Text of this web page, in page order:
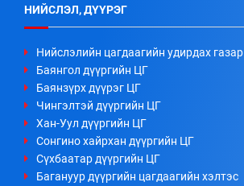
НИЙСЛЭЛ, ДҮҮРЭГ
Нийслэлийн цагдаагийн удирдах газар
Баянгол дүүргийн ЦГ
Баянзүрх дүүрэг ЦГ
Чингэлтэй дүүргийн ЦГ
Хан-Уул дүүргийн ЦГ
Сонгино хайрхан дүүргийн ЦГ
Сүхбаатар дүүргийн ЦГ
Багануур дүүргийн цагдаагийн хэлтэс